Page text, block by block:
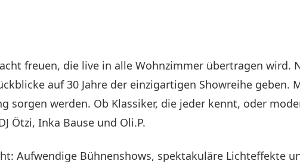
freuen, die live in alle Wohnzimmer übertragen wird.
auf 30 Jahre der einzigartigen Showreihe geben.
sorgen werden. Ob Klassiker, die jeder kennt, oder
Ötzi, Inka Bause und Oli.P.
Aufwendige Bühnenshows, spektakuläre Lichteffekte